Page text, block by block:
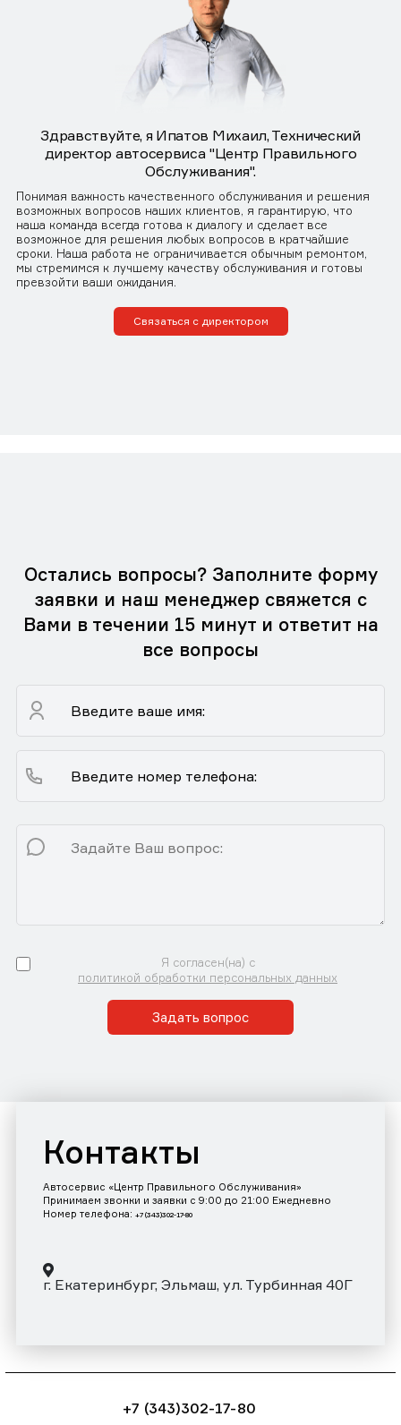
Здравствуйте, я Ипатов Михаил, Технический
директор автосервиса "Центр Правильного
Обслуживания".
Понимая важность качественного обслуживания и решения
возможных вопросов наших клиентов, я гарантирую, что
наша команда всегда готова к диалогу и сделает все
возможное для решения любых вопросов в кратчайшие
сроки. Наша работа не ограничивается обычным ремонтом,
мы стремимся к лучшему качеству обслуживания и готовы
превзойти ваши ожидания.
Связаться с директором
Остались вопросы? Заполните форму
заявки и наш менеджер свяжется с
Вами в течении 15 минут и ответит на
все вопросы
Я согласен(на) с
политикой обработки персональных данных
Задать вопрос
Контакты
Автосервис «Центр Правильного Обслуживания»
Принимаем звонки и заявки с 9:00 до 21:00 Ежедневно
Номер телефона: +7 (343)302-17-80
г. Екатеринбург, Эльмаш, ул. Турбинная 40Г
+7 (343)302-17-80